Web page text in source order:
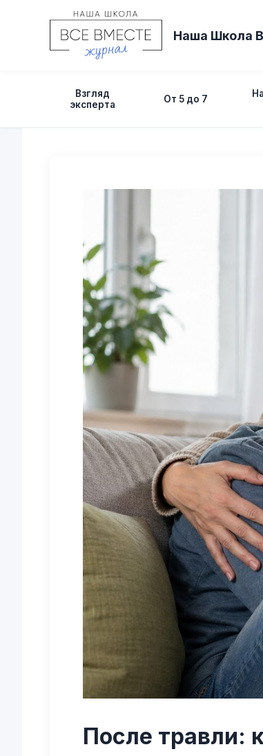
содержимому
Наша Школа
Взгляд
эксперта
От 5 до 7
После травли: